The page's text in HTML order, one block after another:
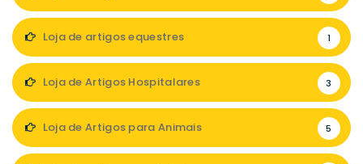
Loja de artigos equestres 1
Loja de Artigos Hospitalares 3
Loja de Artigos para Animais 5